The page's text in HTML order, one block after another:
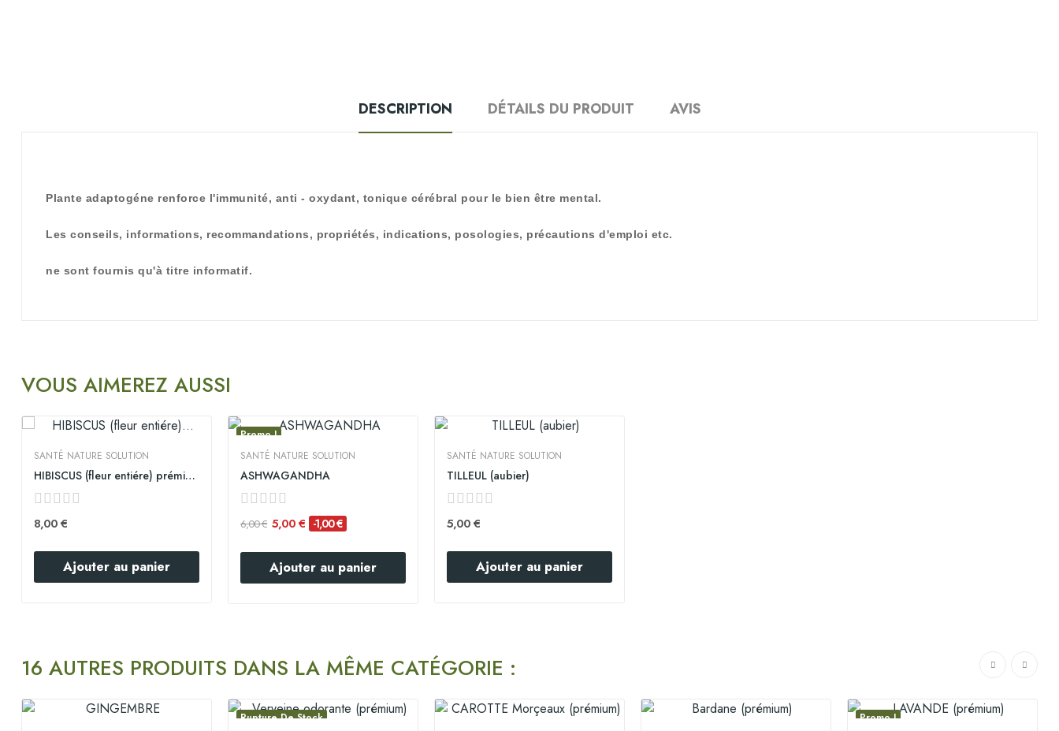
DESCRIPTION DÉTAILS DU PRODUIT AVIS
Plante adaptogéne renforce l'immunité, anti - oxydant, tonique cérébral pour le bien être mental.
Les conseils, informations, recommandations, propriétés, indications, posologies, précautions d'emploi etc.
ne sont fournis qu'à titre informatif.
VOUS AIMEREZ AUSSI
SANTÉ NATURE SOLUTION
HIBISCUS (fleur entiére) prémium
8,00 €
Ajouter au panier
Promo !
SANTÉ NATURE SOLUTION
ASHWAGANDHA
6,00 € 5,00 € -1,00 €
Ajouter au panier
SANTÉ NATURE SOLUTION
TILLEUL (aubier)
5,00 €
Ajouter au panier
16 AUTRES PRODUITS DANS LA MÊME CATÉGORIE :
Rupture De Stock
Promo !